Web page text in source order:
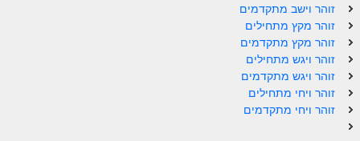
ספר הזוהר – במדבר
זוהר במדבר מתחילים
זוהר נשא למתחילים
זוהר נשא למתקדמים
זוהר וישב מתקדמים
זוהר מקץ מתחילים
זוהר מקץ מתקדמים
זוהר ויגש מתחילים
זוהר ויגש מתקדמים
זוהר ויחי מתחילים
זוהר ויחי מתקדמים